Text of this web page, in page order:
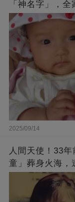
「神名字」，
2025/09/14
人間天使！33
童」葬身火海，
崩：真正的英雄